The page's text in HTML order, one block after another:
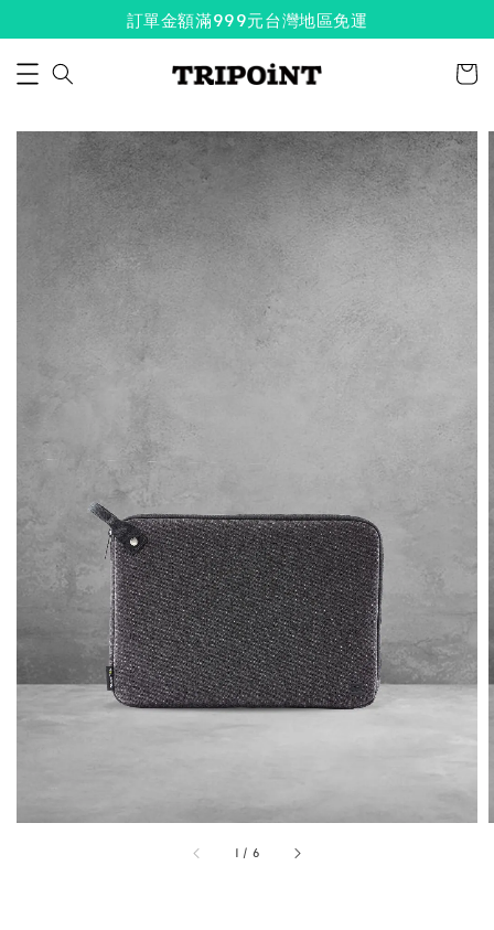
訂單金額滿999元台灣地區免運
1 / 6